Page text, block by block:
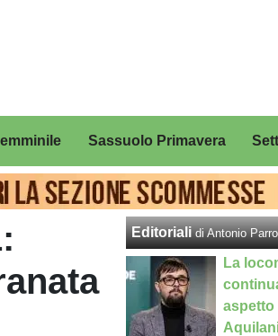
Sassuolo Primavera
Editoriali di Antonio
La